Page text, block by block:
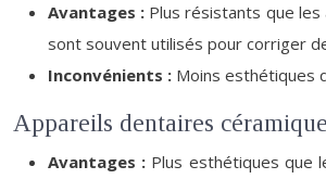
Avantages : Plus résistants que
sont souvent utilisés pour corriger
Inconvénients : Moins esthétiques
Appareils dentaires
Avantages : Plus esthétiques que